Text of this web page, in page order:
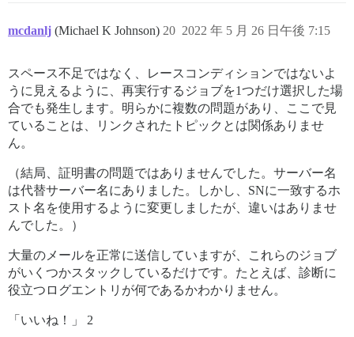
mcdanlj (Michael K Johnson) 2022 年 5 月 26 日午後 7:15
20
スペース不足ではなく、レースコンディションではないよ
うに見えるように、再実行するジョブを1つだけ選択した場
合でも発生します。明らかに複数の問題があり、ここで見
ていることは、リンクされたトピックとは関係ありませ
ん。
（結局、証明書の問題ではありませんでした。サーバー名
は代替サーバー名にありました。しかし、SNに一致するホ
スト名を使用するように変更しましたが、違いはありませ
んでした。）
大量のメールを正常に送信していますが、これらのジョブ
がいくつかスタックしているだけです。たとえば、診断に
役立つログエントリが何であるかわかりません。
「いいね！」 2